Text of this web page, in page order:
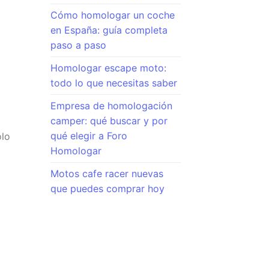
Cómo homologar un coche
en España: guía completa
paso a paso
Homologar escape moto:
todo lo que necesitas saber
Empresa de homologación
camper: qué buscar y por
qué elegir a Foro
Homologar
Motos cafe racer nuevas
que puedes comprar hoy